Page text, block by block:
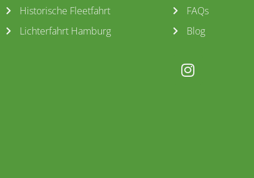
Historische Fleetfahrt
Lichterfahrt Hamburg
FAQs
Blog